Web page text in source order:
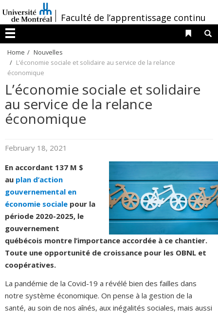
au
contenu
/Faculté de l’apprentissage continu
Menu
Liens
Home
Nouvelles
L’économie sociale et solidaire au service de la relance
économique
L’économie sociale et solidaire
au service de la relance
économique
February 18, 2021
En accordant 137 M $
au plan d’action
gouvernemental en
économie sociale pour la
période 2020-2025, le
gouvernement
québécois montre l’importance accordée à ce chantier.
Toute une opportunité de croissance pour les OBNL et
coopératives.
La pandémie de la Covid-19 a révélé bien des failles dans
notre système économique. On pense à la gestion de la
santé, au soin de nos aînés, aux inégalités sociales, mais aussi